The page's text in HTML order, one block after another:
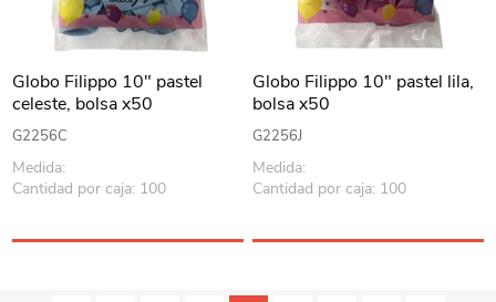
Globo Filippo 10" pastel
celeste, bolsa x50
G2256C
Medida:
Cantidad por caja: 100
Globo Filippo 10" pastel lila,
bolsa x50
G2256J
Medida:
Cantidad por caja: 100